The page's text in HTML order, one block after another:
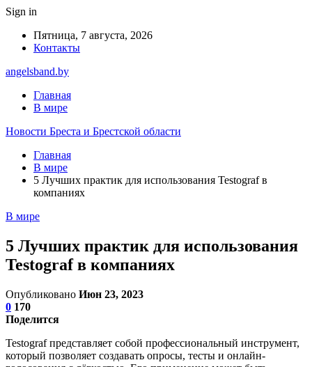
Sign in
Пятница, 7 августа, 2026
Контакты
angelsband.by
Главная
В мире
Новости Бреста и Брестской области
Главная
В мире
5 Лучших практик для использования Testograf в
компаниях
В мире
5 Лучших практик для использования
Testograf в компаниях
Опубликовано Июн 23, 2023
0 170
Поделится
Testograf представляет собой профессиональный инструмент,
который позволяет создавать опросы, тесты и онлайн-